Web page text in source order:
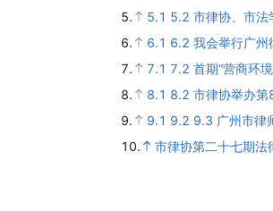
5.
5.1 5.2 市律协、市法
6.
6.1 6.2 我会举行广州
7.
7.1 7.2 首期“营商环
8.
8.1 8.2 市律协举办
9.
9.1 9.2 9.3 广州市律
10.
市律协第二十七期法